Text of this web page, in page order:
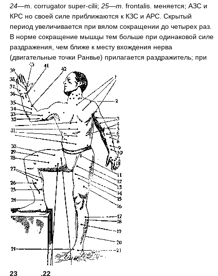
24—m. corrugator super-cilii; 25—m. frontalis. меняется; АЗС и
КРС но своей силе приближаются к КЗС и АРС. Скрытый
период увеличивается при вялом сокращении до четырех раз.
В норме сокращение мышцы тем больше при одинаковой силе
раздражения, чем ближе к месту вхождения нерва
(двигательные точки Ранвье) прилагается раздражитель; при
23 .22